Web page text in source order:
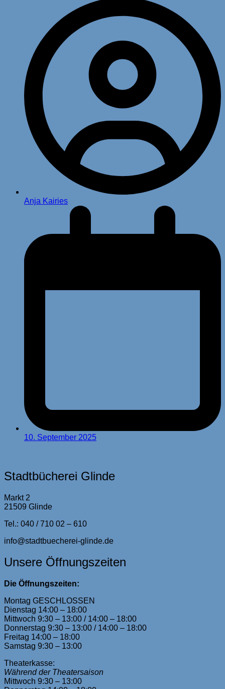
Anja Kairies
10. September 2025
Stadtbücherei Glinde
Markt 2
21509 Glinde
Tel.: 040 / 710 02 – 610
info@stadtbuecherei-glinde.de
Unsere Öffnungszeiten
Die Öffnungszeiten:
Montag GESCHLOSSEN
Dienstag 14:00 – 18:00
Mittwoch 9:30 – 13:00 / 14:00 – 18:00
Donnerstag 9:30 – 13:00 / 14:00 – 18:00
Freitag 14:00 – 18:00
Samstag 9:30 – 13:00
Theaterkasse:
Während der Theatersaison
Mittwoch 9:30 – 13:00